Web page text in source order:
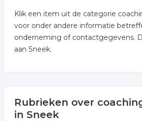
Klik een item uit de categorie
voor onder andere informatie
onderneming of contactgegevens.
aan Sneek.
Rubrieken over
in Sneek